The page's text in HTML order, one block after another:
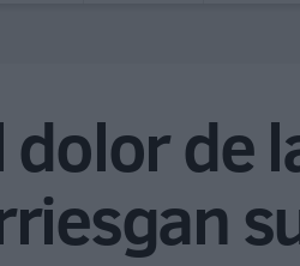
dolor de